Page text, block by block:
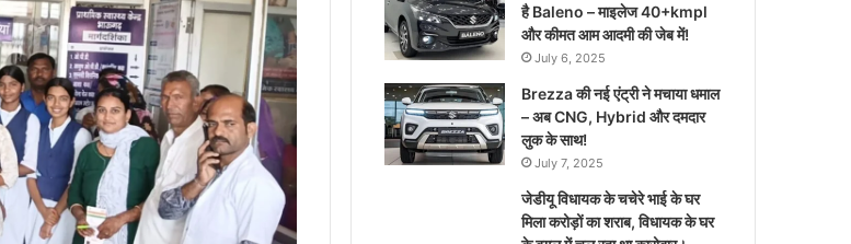
है Baleno – माइलेज 40+kmpl
और कीमत आम आदमी की जेब में!
July 6, 2025
Brezza की नई एंट्री ने मचाया धमाल
– अब CNG, Hybrid और दमदार
लुक के साथ!
July 7, 2025
जेडीयू विधायक के चचेरे भाई के घर
मिला करोड़ों का शराब, विधायक के घर